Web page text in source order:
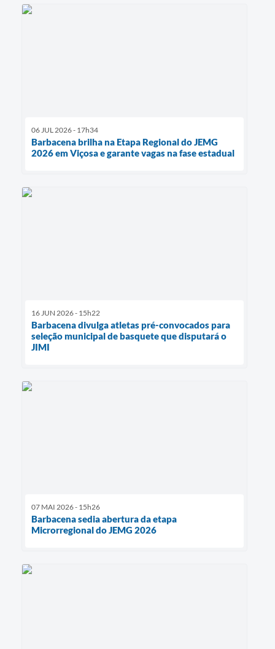
06 JUL 2026 - 17h34
Barbacena brilha na Etapa Regional do JEMG
2026 em Viçosa e garante vagas na fase estadual
16 JUN 2026 - 15h22
Barbacena divulga atletas pré-convocados para
seleção municipal de basquete que disputará o
JIMI
07 MAI 2026 - 15h26
Barbacena sedia abertura da etapa
Microrregional do JEMG 2026